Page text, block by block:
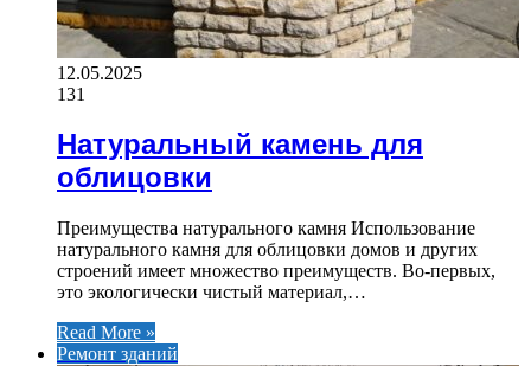
12.05.2025
131
Натуральный камень для
облицовки
Преимущества натурального камня Использование
натурального камня для облицовки домов и других
строений имеет множество преимуществ. Во-первых,
это экологически чистый материал,…
Read More »
Ремонт зданий